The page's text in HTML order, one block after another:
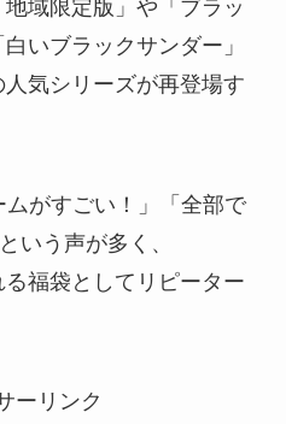
域限定版」や「ブラッ
いブラックサンダー」
人気シリーズが再登場す
がすごい！」「全部で
いう声が多く、
福袋としてリピーター
ーリンク